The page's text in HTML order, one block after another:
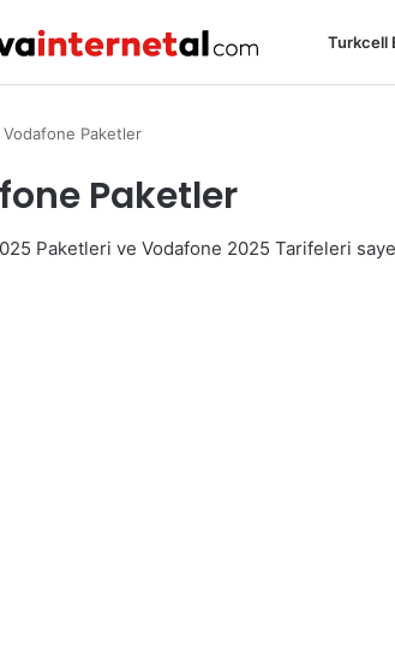
Turkcell
Vodafone Paketler
Paketler
Paketleri ve Vodafone 2025 Tarifeleri